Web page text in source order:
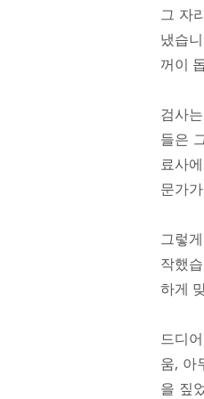
그 자
냈습
꺼이
검사
들은
료사
문가
그렇
작했
하게
드디
움, 아
을 짚